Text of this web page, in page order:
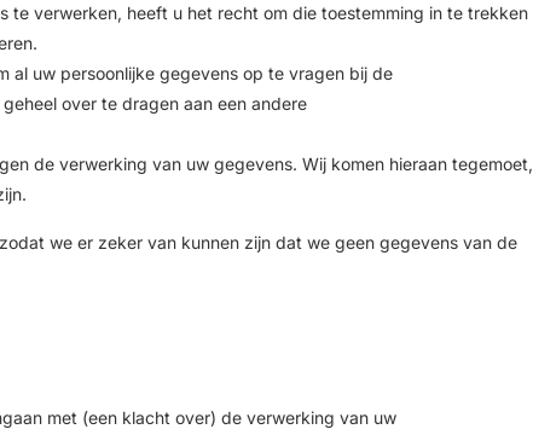
te verwerken, heeft u het recht om die toestemming in te trekken
al uw persoonlijke gegevens op te vragen bij de
over te dragen aan een andere
de verwerking van uw gegevens. Wij komen hieraan tegemoet,
we er zeker van kunnen zijn dat we geen gegevens van de
met (een klacht over) de verwerking van uw